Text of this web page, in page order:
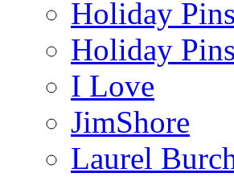
Holiday
Holiday
I Love
JimShore
Laurel